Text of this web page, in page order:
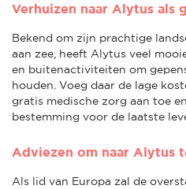
Verhuizen naar Alytus als
Bekend om zijn prachtige
aan zee, heeft Alytus veel
en buitenactiviteiten om
houden. Voeg daar de lage
gratis medische zorg aan toe
bestemming voor de laatste
Adviezen om naar Alytus
Als lid van Europa zal de